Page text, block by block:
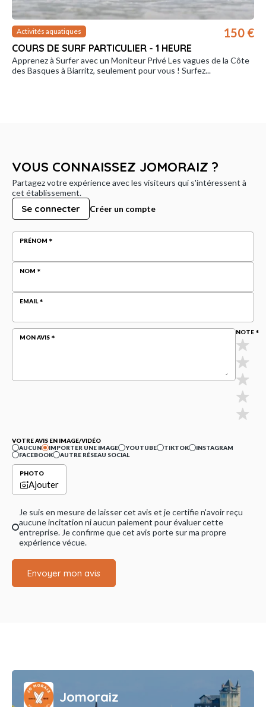
Activités aquatiques
COURS DE SURF PARTICULIER - 1 HEURE
150 €
Apprenez à Surfer avec un Moniteur Privé Les vagues de la Côte
des Basques à Biarritz, seulement pour vous ! Surfez...
VOUS CONNAISSEZ JOMORAIZ ?
Partagez votre expérience avec les visiteurs qui s'intéressent à
cet établissement.
Se connecter Créer un compte
PRÉNOM
NOM
EMAIL
MON AVIS
NOTE
VOTRE AVIS EN IMAGE/VIDÉO
AUCUN
IMPORTER UNE IMAGE YOUTUBE TIKTOK
INSTAGRAM
FACEBOOK
AUTRE RÉSEAU SOCIAL
PHOTO
Ajouter
Je suis en mesure de laisser cet avis et je certifie n'avoir reçu
aucune incitation ni aucun paiement pour évaluer cette
entreprise. Je confirme que cet avis porte sur ma propre
expérience vécue.
Envoyer mon avis
Jomoraiz